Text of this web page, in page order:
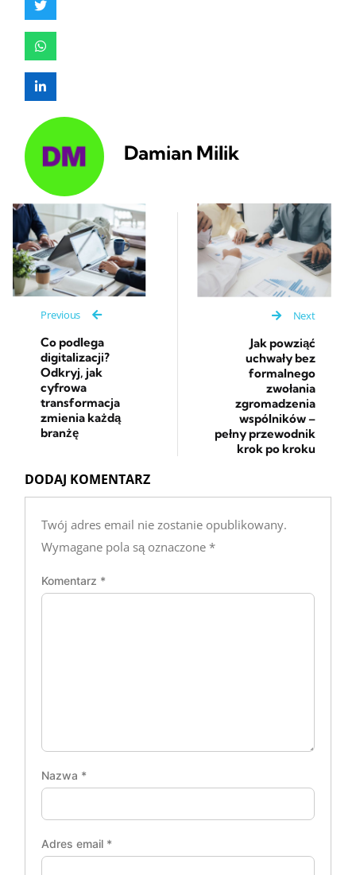
Damian Milik
Previous
Co podlega
digitalizacji?
Odkryj, jak
cyfrowa
transformacja
zmienia każdą
branżę
Next
Jak powziąć
uchwały bez
formalnego
zwołania
zgromadzenia
wspólników –
pełny przewodnik
krok po kroku
DODAJ KOMENTARZ
Twój adres email nie zostanie opublikowany.
Wymagane pola są oznaczone *
Komentarz *
Nazwa *
Adres email *